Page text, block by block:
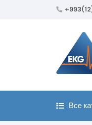
Все